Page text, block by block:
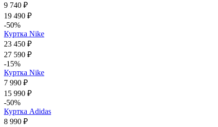
9 740 ₽
19 490 ₽
-50%
Куртка Nike
23 450 ₽
27 590 ₽
-15%
Куртка Nike
7 990 ₽
15 990 ₽
-50%
Куртка Adidas
8 990 ₽